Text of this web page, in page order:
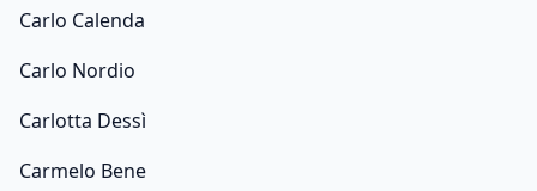
Carlo Calenda
Carlo Nordio
Carlotta Dessì
Carmelo Bene